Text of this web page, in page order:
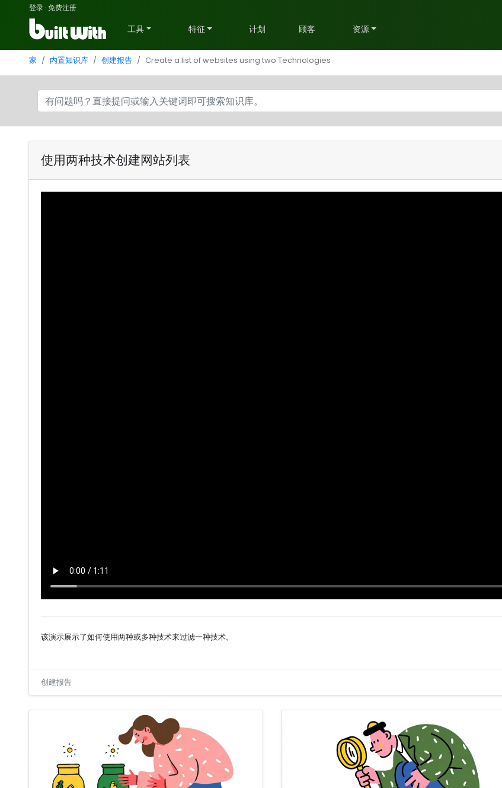
登录 ·免费注册
工具 特征 计划 顾客 资源
家 内置知识库 创建报告 Create a list of websites using two Technologies
使用两种技术创建网站列表
该演示展示了如何使用两种或多种技术来过滤一种技术。
创建报告